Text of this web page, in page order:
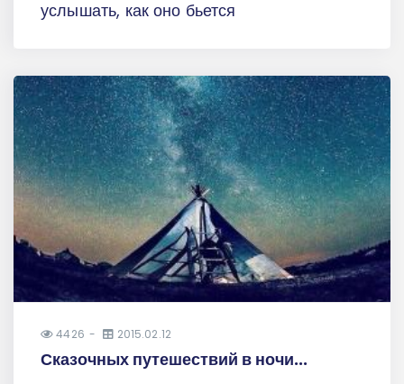
услышать, как оно бьется
4426 2015.02.12
Сказочных путешествий в ночи...